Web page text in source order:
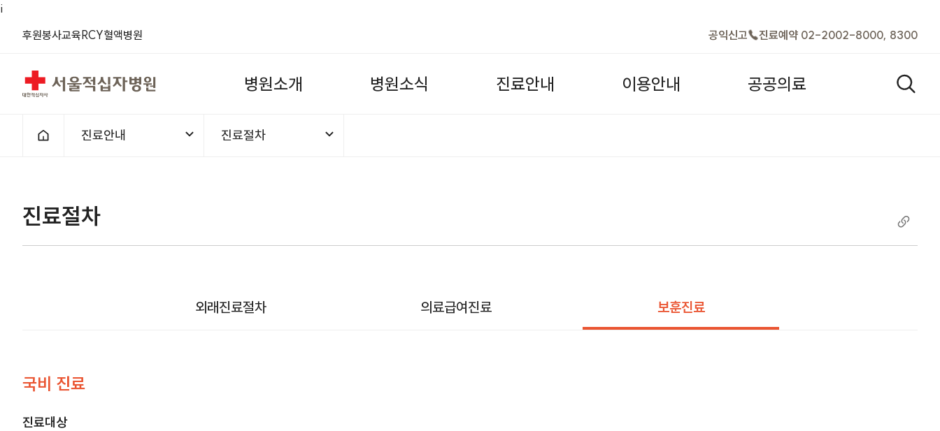
i
후원(새 창)
봉사(새 창)
교육(새 창)
RCY(새 창)
혈액(새 창)
병원 바로가기
공익신고 진료예약 02-2002-8000, 8300
서울적십자병원 병원소개 병원소식 진료안내 이용안내 공공의료 검색열기
홈으로 1차메뉴
진료안내
2차메뉴
진료절차
보훈진료 | 진료절차 | 진료안내 |
진료절차
외래진료절차 의료급여진료 보훈진료
국비 진료
진료대상